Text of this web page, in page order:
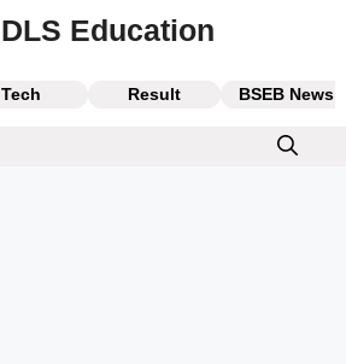
DLS Education
Tech Result BSEB News